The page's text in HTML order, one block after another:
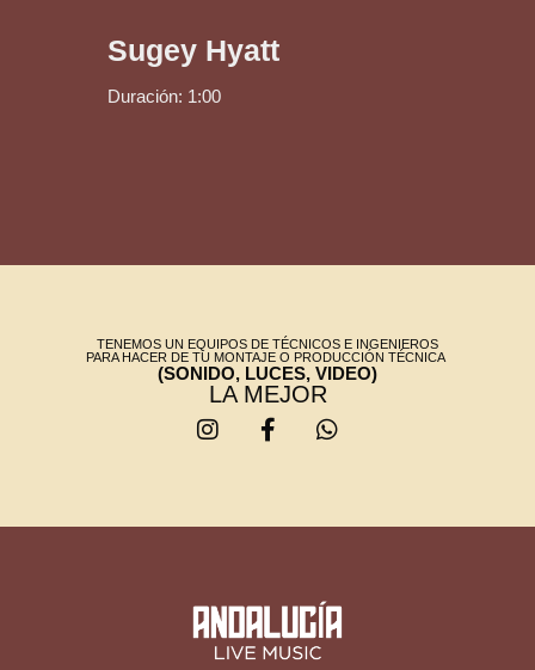
Sugey Hyatt
Duración: 1:00
TENEMOS UN EQUIPOS DE TÉCNICOS E INGENIEROS
PARA HACER DE TU MONTAJE O PRODUCCIÓN TÉCNICA
(SONIDO, LUCES, VIDEO)
LA MEJOR